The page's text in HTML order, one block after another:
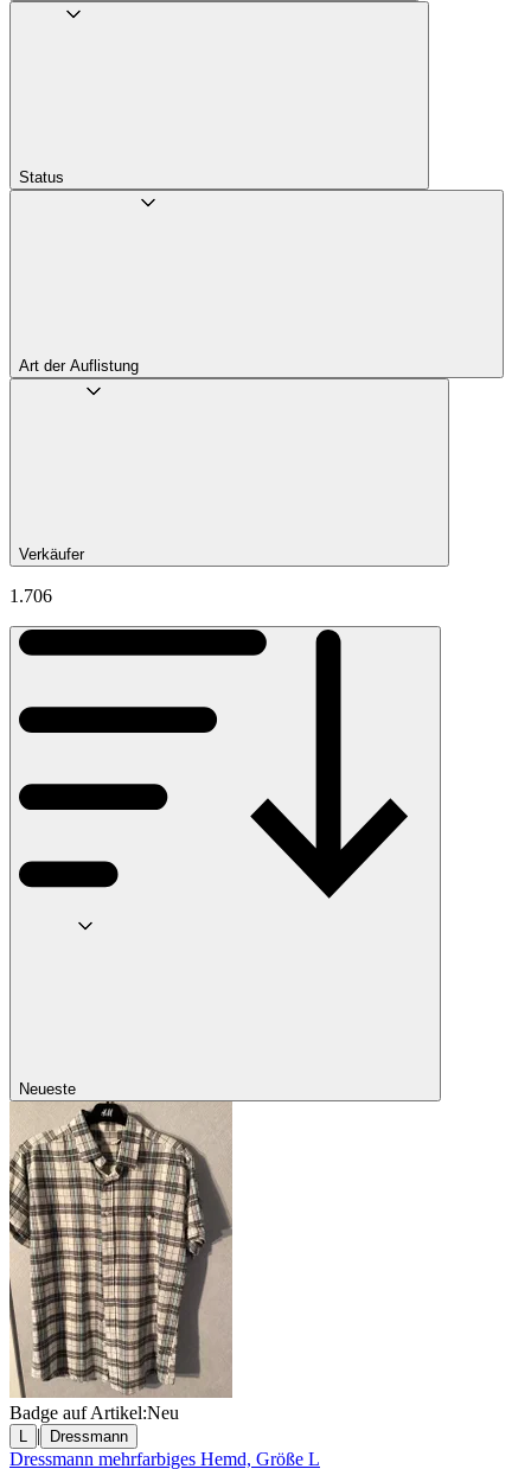
Status
Art der Auflistung
Verkäufer
1.706
Neueste
Badge auf Artikel:Neu
L | Dressmann
Dressmann mehrfarbiges Hemd, Größe L